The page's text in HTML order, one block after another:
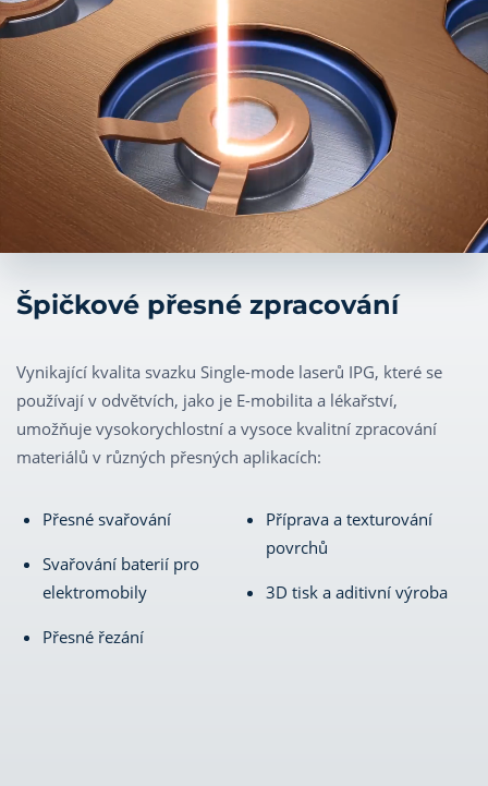
Špičkové přesné zpracování
Vynikající kvalita svazku Single-mode laserů IPG, které se
používají v odvětvích, jako je E-mobilita a lékařství,
umožňuje vysokorychlostní a vysoce kvalitní zpracování
materiálů v různých přesných aplikacích:
Přesné svařování
Svařování baterií pro
elektromobily
Přesné řezání
Příprava a texturování
povrchů
3D tisk a aditivní výroba